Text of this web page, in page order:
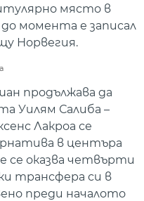
място в
момента е записал
Норвегия.
продължава да
Уилям Салиба –
Лакроа се
в центъра
се оказва четвърти
трансфера си в
преди началото